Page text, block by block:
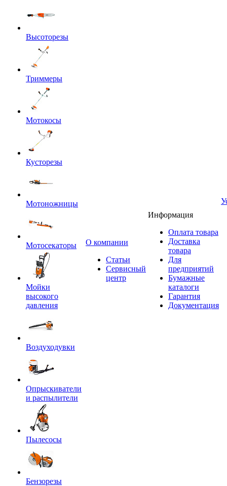
Высоторезы
Триммеры
Мотокосы
Кусторезы
Мотоножницы
Мотосекаторы
Мойки
высокого
давления
Воздуходувки
Опрыскиватели
и распылители
Пылесосы
Бензорезы
O компании
Статьи
Сервисный
центр
Информация
Оплата товара
Доставка
товара
Для
предприятий
Бумажные
каталоги
Гарантия
Документация